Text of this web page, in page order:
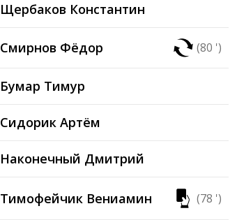
Щербаков Константин
(80 ')
Смирнов Фёдор
Бумар Тимур
Сидорик Артём
Наконечный Дмитрий
(78 ')
Тимофейчик Вениамин